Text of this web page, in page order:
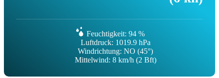
Feuchtigkeit: 94 %
Luftdruck: 1019.9 hPa
Windrichtung: NO (45°)
Mittelwind: 8 km/h (2 Bft)